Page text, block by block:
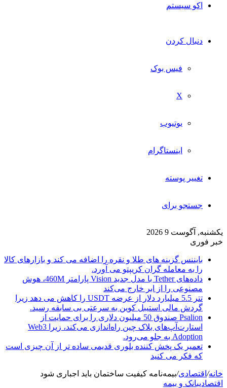
اکو سیستم
دنبال کردن
فیس بوک
X
یوتیوب
اینستاگرام
تغییر پوسته
جستجو برای
یکشنبه, آگوست 9 2026
خبر فوری
بایننس گزینه های طلا و نقره را اضافه می کند و بازارهای کالا
را به معامله گران کریپتو می آورد.
داده‌های Tether با مدل جدید Vision پارامتر 460M، هوش
مصنوعی را از ابر خارج می‌کند
تتر 5.5 میلیارد دلار از عرضه USDT را کاهش می دهد زیرا
گردش مالی استیبل کوین به سرعتی بی سابقه رسید.
Psalion صندوق 50 میلیون دلاری را برای حمایت از
استارت‌آپ‌های بلاک چین راه‌اندازی می‌کند، زیرا Web3
Adoption به جلو می‌رود.
تعمیر یک پخش کننده بلوری قدیمی ساده تر از آن چیزی است
که فکر می کنید
خانه/ اقتصادی/بیمه‌نامه کیفیت ساختمان باید اجباری شود
اقتصادیبانک و بیمه